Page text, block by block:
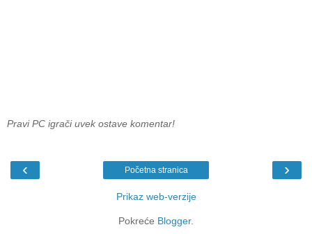
Pravi PC igrači uvek ostave komentar!
‹ ›
Početna stranica
Prikaz web-verzije
Pokreće Blogger.